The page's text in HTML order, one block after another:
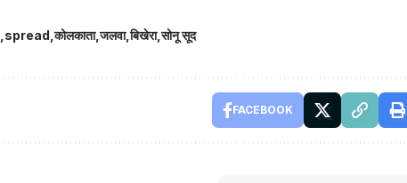
spread कोलकाता जलवा बिखेरा सोनू सूद
FACEBOOK